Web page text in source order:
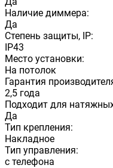
Наличие диммера:
Да
Степень защиты, IP:
IP43
Место установки:
На потолок
Гарантия
2,5 года
Подходит для
Да
Тип крепления:
Накладное
Тип управления:
с телефона